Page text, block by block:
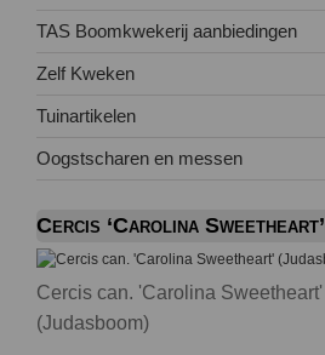
TAS Boomkwekerij aanbiedingen
Zelf Kweken
Tuinartikelen
Oogstscharen en messen
Cercis ‘Carolina Sweetheart’
Cercis can. 'Carolina Sweetheart'
(Judasboom)